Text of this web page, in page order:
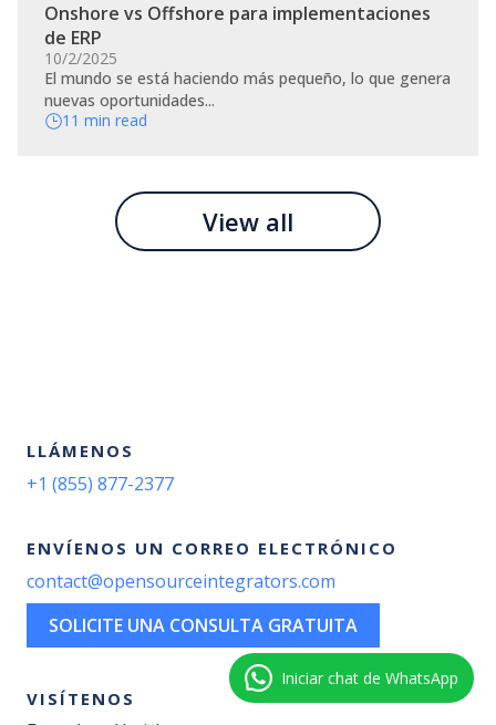
Onshore vs Offshore para implementaciones
de ERP
10/2/2025
El mundo se está haciendo más pequeño, lo que genera
nuevas oportunidades...
11 min read
View all
LLÁMENOS
+1 (855) 877-2377
ENVÍENOS UN CORREO ELECTRÓNICO
contact@opensourceintegrators.com
SOLICITE UNA CONSULTA GRATUITA
VISÍTENOS
Iniciar chat de WhatsApp